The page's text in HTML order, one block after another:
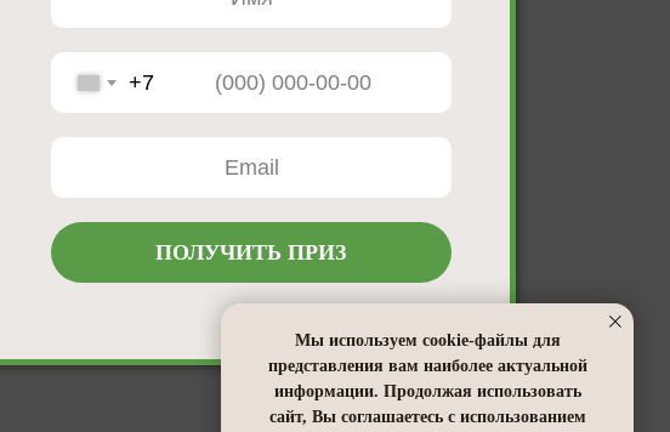
Мы используем cookie-файлы для
представления вам наиболее актуальной
информации. Продолжая использовать
сайт, Вы соглашаетесь с использованием
+7
ПОЛУЧИТЬ ПРИЗ